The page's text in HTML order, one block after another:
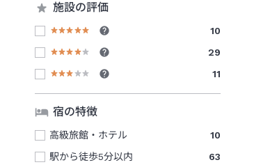
施設の評価
10
29
11
宿の特徴
高級旅館・ホテル
10
駅から徒歩5分以内
63